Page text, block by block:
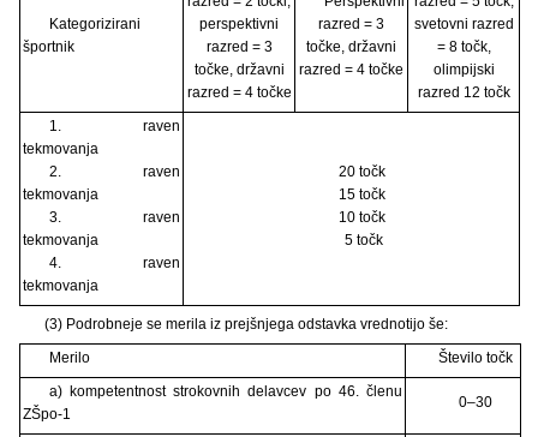
Kategorizirani
športnik
perspektivni
razred = 3
točke, državni
razred = 4 točke
razred = 3
točke, državni
razred = 4 točke
svetovni razred
= 8 točk,
olimpijski
razred 12 točk
1. raven
tekmovanja
2. raven
tekmovanja
3. raven
tekmovanja
4. raven
tekmovanja
20 točk
15 točk
10 točk
5 točk
(3) Podrobneje se merila iz prejšnjega odstavka vrednotijo še:
Merilo
Število točk
a) kompetentnost strokovnih delavcev po 46. členu
ZŠpo-1
0–30